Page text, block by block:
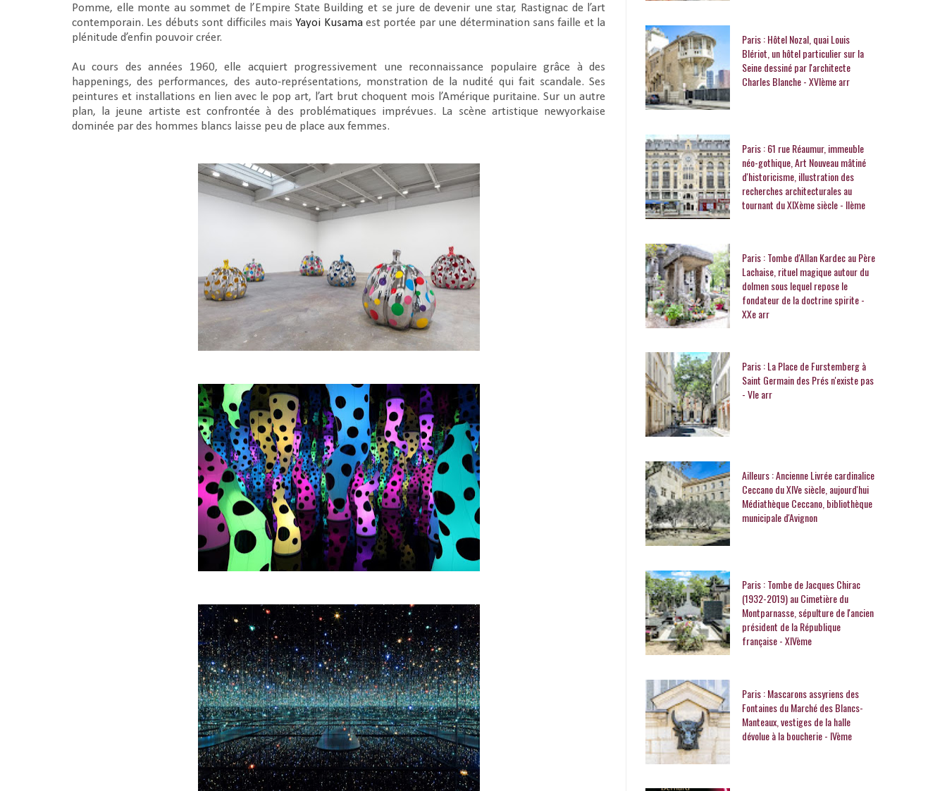
Pomme, elle monte au sommet de l’Empire State Building et se jure de devenir une star, Rastignac de l’art
contemporain. Les débuts sont difficiles maisYayoi Kusamaest portée par une détermination sans faille et la
plénitude d’enfin pouvoir créer.
Au cours des années 1960, elle acquiert progressivement une reconnaissance populaire grâce à des
happenings, des performances, des auto-représentations, monstration de la nudité qui fait scandale. Ses
peintures et installations en lien avec le pop art, l’art brut choquent mois l’Amérique puritaine. Sur un autre
plan, la jeune artiste est confrontée à des problématiques imprévues. La scène artistique newyorkaise
dominée par des hommes blancs laisse peu de place aux femmes.
Paris : Hôtel Nozal, quai Louis
Blériot, un hôtel particulier sur la
Seine dessiné par l'architecte
Charles Blanche - XVIème arr
Paris : 61 rue Réaumur, immeuble
néo-gothique, Art Nouveau mâtiné
d'historicisme, illustration des
recherches architecturales au
tournant du XIXème siècle - IIème
Paris : Tombe d'Allan Kardec au Père
Lachaise, rituel magique autour du
dolmen sous lequel repose le
fondateur de la doctrine spirite -
XXe arr
Paris : La Place de Furstemberg à
Saint Germain des Prés n'existe pas
- VIe arr
Ailleurs : Ancienne Livrée cardinalice
Ceccano du XIVe siècle, aujourd'hui
Médiathèque Ceccano, bibliothèque
municipale d'Avignon
Paris : Tombe de Jacques Chirac
(1932-2019) au Cimetière du
Montparnasse, sépulture de l'ancien
président de la République
française - XIVème
Paris : Mascarons assyriens des
Fontaines du Marché des Blancs-
Manteaux, vestiges de la halle
dévolue à la boucherie - IVème